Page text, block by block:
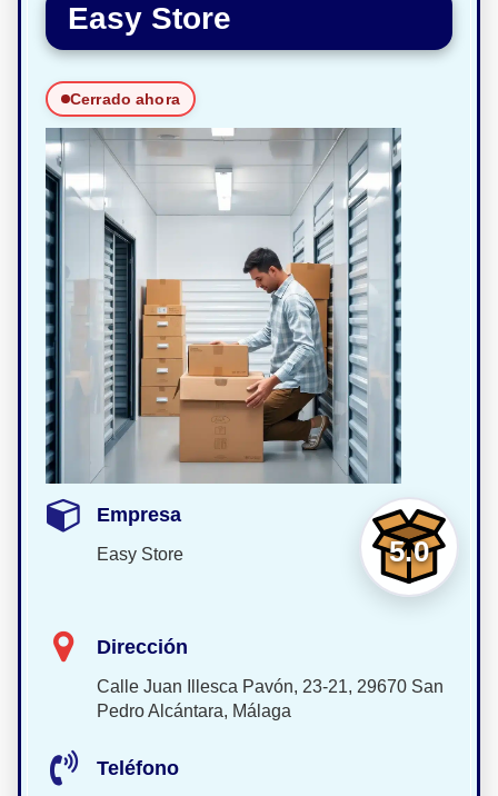
Easy Store
Cerrado ahora
5.0
Empresa
Easy Store
Dirección
Calle Juan Illesca Pavón, 23-21, 29670 San
Pedro Alcántara, Málaga
Teléfono